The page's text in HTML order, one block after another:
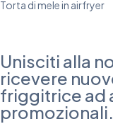
Torta di mele in airfryer
Unisciti alla
ricevere
friggitrice ad
promozionali.